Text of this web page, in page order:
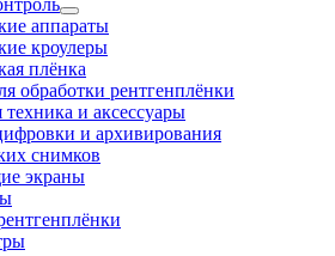
аппараты
кроулеры
плёнка
обработки рентгенплёнки
и аксессуары
и архивирования
снимков
экраны